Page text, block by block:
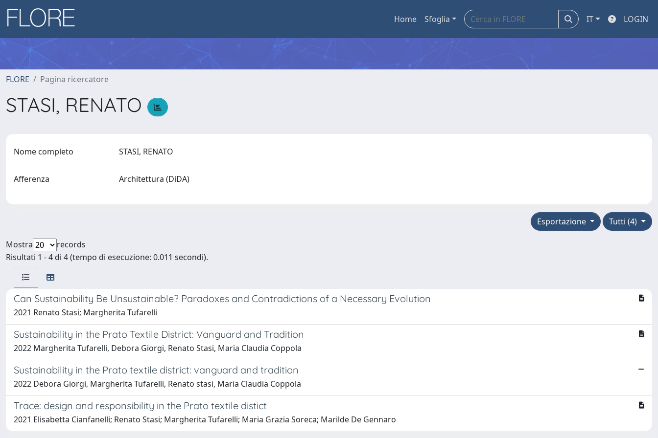
Home Sfoglia IT LOGIN
FLORE Pagina ricercatore
STASI, RENATO
Nome completo STASI, RENATO
Afferenza Architettura (DiDA)
Tutti (4)
Esportazione
Mostra
records
Risultati 1 - 4 di 4 (tempo di esecuzione: 0.011 secondi).
Can Sustainability Be Unsustainable? Paradoxes and Contradictions of a Necessary Evolution
2021 Renato Stasi; Margherita Tufarelli
Sustainability in the Prato Textile District: Vanguard and Tradition
2022 Margherita Tufarelli, Debora Giorgi, Renato Stasi, Maria Claudia Coppola
Sustainability in the Prato textile district: vanguard and tradition
2022 Debora Giorgi, Margherita Tufarelli, Renato stasi, Maria Claudia Coppola
Trace: design and responsibility in the Prato textile distict
2021 Elisabetta Cianfanelli; Renato Stasi; Margherita Tufarelli; Maria Grazia Soreca; Marilde De Gennaro